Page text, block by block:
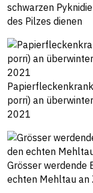
schwarzen
des Pilzes dienen
porri) an
2021
Grösser werdende
echten Mehltau an